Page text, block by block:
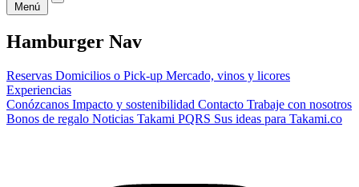
Menú
Hamburger Nav
Reservas Domicilios o Pick-up Mercado, vinos y licores
Experiencias
Conózcanos Impacto y sostenibilidad Contacto Trabaje con nosotros
Bonos de regalo Noticias Takami PQRS Sus ideas para Takami.co